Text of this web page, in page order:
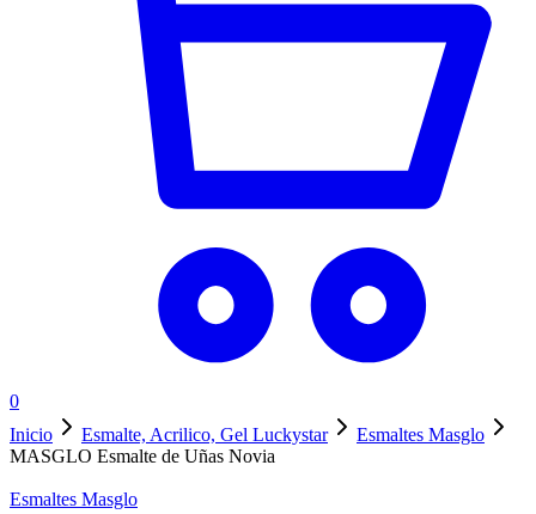
0
Inicio
Esmalte, Acrilico, Gel Luckystar
Esmaltes Masglo
MASGLO Esmalte de Uñas Novia
Esmaltes Masglo